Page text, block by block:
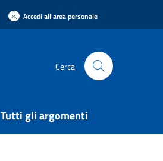
Accedi all'area personale
Cerca
Tutti gli argomenti